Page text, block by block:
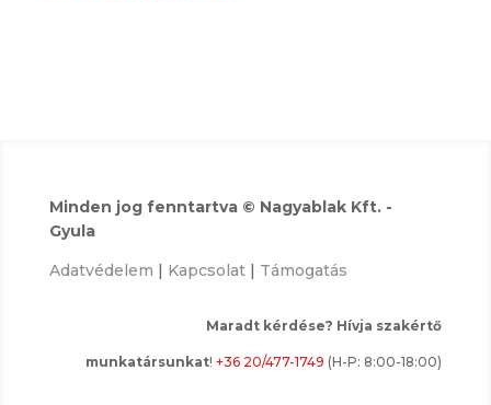
Minden jog fenntartva © Nagyablak Kft. -
Gyula
Adatvédelem | Kapcsolat| Támogatás
Maradt kérdése? Hívja szakértő
munkatársunkat!+36 20/477-1749 (H-P: 8:00-18:00)